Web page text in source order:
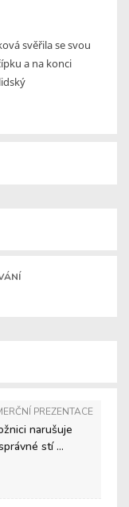
svěřila se svou
a na konci
PREZENTACE
narušuje
stí ...